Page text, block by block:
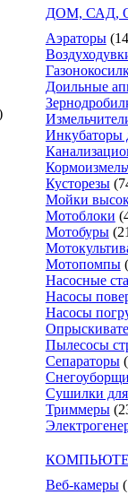
ДОМ, САД,
Аэраторы
Доильные
Инкубаторы
Кусторезы
Мойки
Мотоблоки
Мотобуры
Мотопомпы
Насосные
Насосы
Насосы
Пылесосы
Сепараторы
Сушилки
Триммеры
Веб-камеры